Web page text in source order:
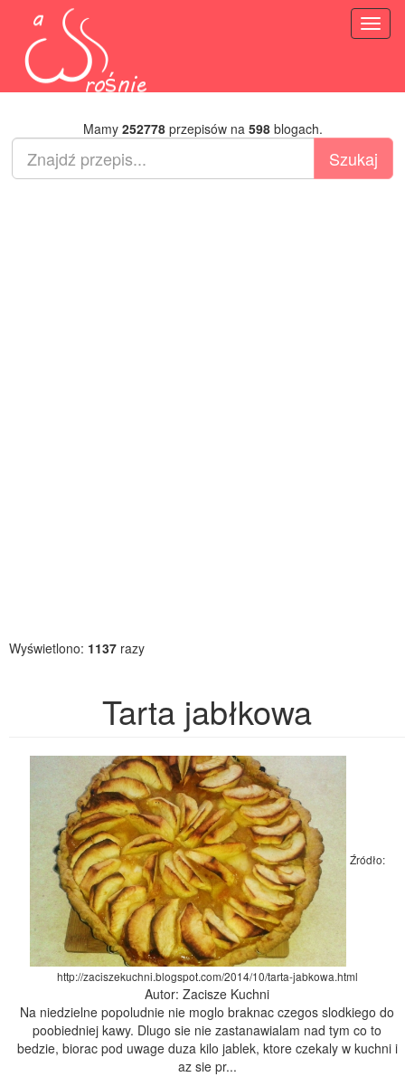
Mamy 252778przepisów na 598blogach.
Wyświetlono: 1137 razy
Tarta jabłkowa
Źródło:
http://zaciszekuchni.blogspot.com/2014/10/tarta-jabkowa.html
Autor: Zacisze Kuchni
Na niedzielne popoludnie nie moglo braknac czegos slodkiego do
poobiedniej kawy. Dlugo sie nie zastanawialam nad tym co to
bedzie, biorac pod uwage duza kilo jablek, ktore czekaly w kuchni i
az sie pr...